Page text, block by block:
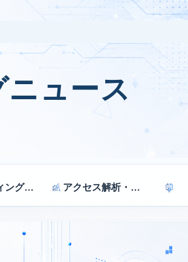
ュース
マーケティング戦略 アクセス解析・効果測定